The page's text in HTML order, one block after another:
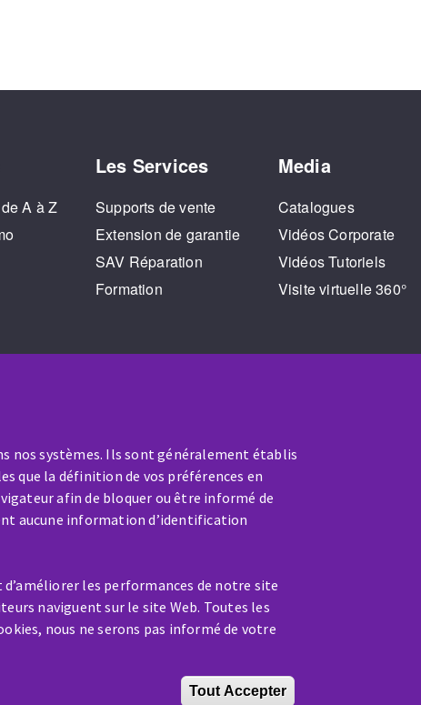
nos systèmes. Ils sont généralement établis
que la définition de vos préférences en
afin de bloquer ou être informé de
aucune information d’identification
les performances de notre site
naviguent sur le site Web. Toutes les
nous ne serons pas informé de votre
Tout Accepter
A à Z
Les Services
Supports de vente
Extension de garantie
SAV Réparation
Formation
Media
Catalogues
Vidéos Corporate
Vidéos Tutoriels
Visite virtuelle 360°
?